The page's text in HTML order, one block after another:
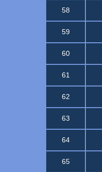
58
59
60
61
62
63
64
65